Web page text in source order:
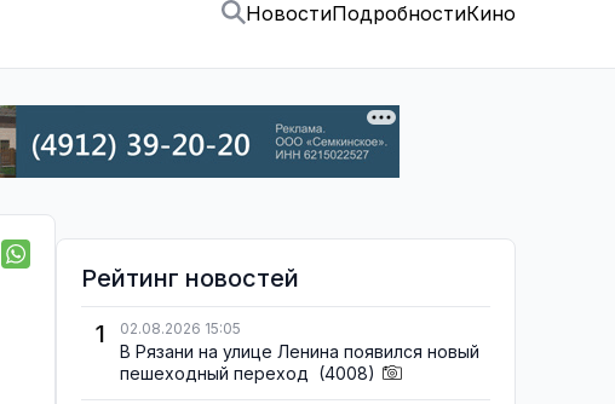
НовостиПодробностиКино
Рейтинг новостей
1
02.08.2026 15:05
В Рязани на улице Ленина появился новый
пешеходный переход (4008)